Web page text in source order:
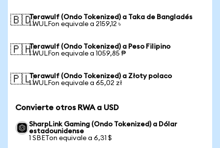
🇧🇩Terawulf (Ondo Tokenized) a Taka de Bangladés
1 WULFon equivale a 2159,12 ৳
🇵🇭Terawulf (Ondo Tokenized) a Peso Filipino
1 WULFon equivale a 1059,85 ₱
🇵🇱Terawulf (Ondo Tokenized) a Złoty polaco
1 WULFon equivale a 65,02 zł
Convierte otros RWA a USD
SharpLink Gaming (Ondo Tokenized) a Dólar
estadounidense
1 SBETon equivale a 6,31 $